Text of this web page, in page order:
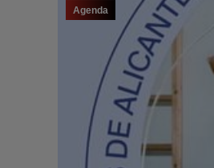
Agenda